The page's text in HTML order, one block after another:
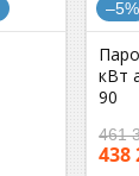
–5%
кВт
90
461
438